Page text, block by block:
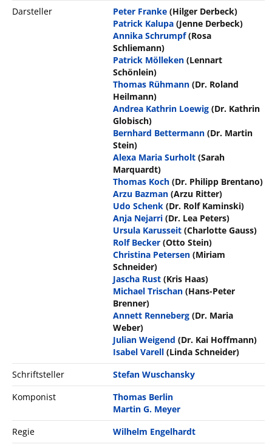
Darsteller
Peter Franke (Hilger Derbeck)
Patrick Kalupa (Jenne Derbeck)
Annika Schrumpf (Rosa
Schliemann)
Patrick Mölleken (Lennart
Schönlein)
Thomas Rühmann (Dr. Roland
Heilmann)
Andrea Kathrin Loewig (Dr. Kathrin
Globisch)
Bernhard Bettermann (Dr. Martin
Stein)
Alexa Maria Surholt (Sarah
Marquardt)
Thomas Koch (Dr. Philipp Brentano)
Arzu Bazman (Arzu Ritter)
Udo Schenk (Dr. Rolf Kaminski)
Anja Nejarri (Dr. Lea Peters)
Ursula Karusseit (Charlotte Gauss)
Rolf Becker (Otto Stein)
Christina Petersen (Miriam
Schneider)
Jascha Rust (Kris Haas)
Michael Trischan (Hans-Peter
Brenner)
Annett Renneberg (Dr. Maria
Weber)
Julian Weigend (Dr. Kai Hoffmann)
Isabel Varell (Linda Schneider)
Schriftsteller
Stefan Wuschansky
Komponist
Thomas Berlin
Martin G. Meyer
Regie
Wilhelm Engelhardt